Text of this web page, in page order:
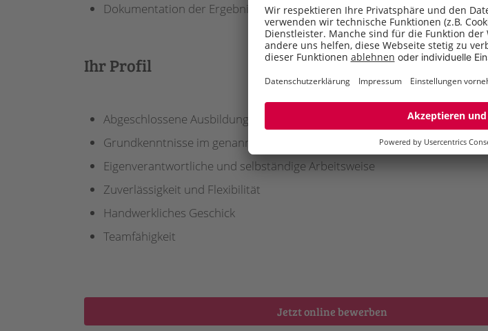
Dokumentation der Ergebnisse
Ihr Profil
Abgeschlossene Ausbildung zum Industriemechaniker (m/w/d) oder
Grundkenntnisse im genannten Aufgabenbereich
Eigenverantwortliche und selbständige Arbeitsweise
Zuverlässigkeit und Flexibilität
Handwerkliches Geschick
Teamfähigkeit
Jetzt online bewerben